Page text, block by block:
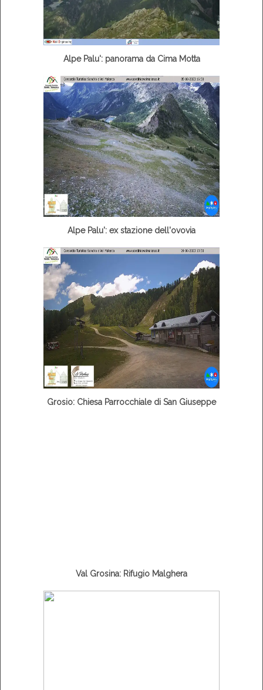
Alpe Palu': panorama da Cima Motta
Alpe Palu': ex stazione dell'ovovia
Grosio: Chiesa Parrocchiale di San Giuseppe
Val Grosina: Rifugio Malghera